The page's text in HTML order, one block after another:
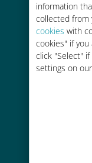
information
collected from
cookies with
cookies" if
click "Select"
settings on
Partout